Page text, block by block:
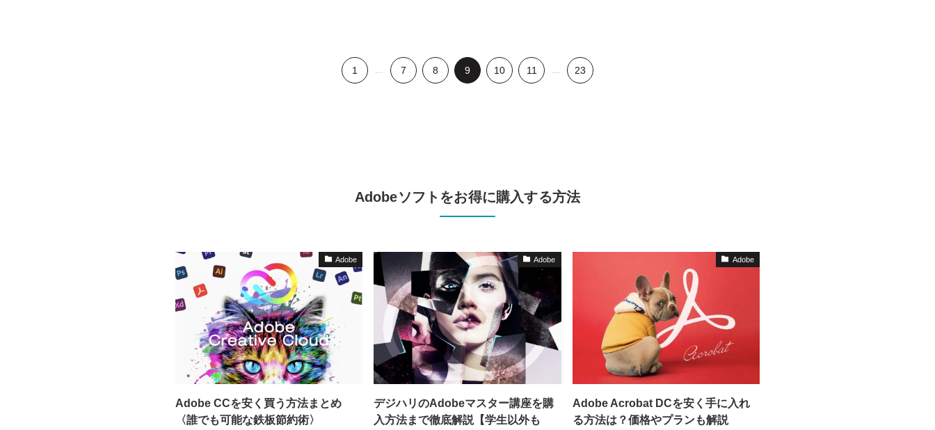
1 ... 7 8 9 10 11 ... 23
Adobeソフトをお得に購入する方法
Adobe
Adobe CCを安く買う方法まとめ
〈誰でも可能な鉄板節約術〉
Adobe
デジハリのAdobeマスター講座を購
入方法まで徹底解説【学生以外も
Adobe
Adobe Acrobat DCを安く手に入れ
る方法は？価格やプランも解説